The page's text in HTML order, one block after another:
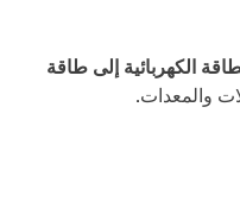
الكهربائية إلى طاقة
والمعدات.